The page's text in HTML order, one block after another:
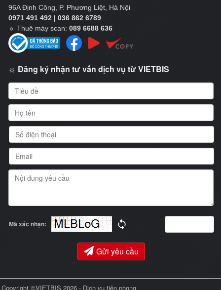
96A Định Công, P. Phương Liệt, Hà Nội
0971 491 492 | 036 862 6789
☼ Thuê máy scan: 089 6688 636
☼ Đăng ký nhận tư vấn dịch vụ từ VIETBIS
Mã xác nhận:
Gửi yêu cầu
Copyright ©VIETBIS 2026 - Dịch vụ tiên phong